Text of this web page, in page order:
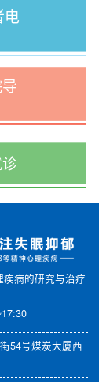
电
疾病的研究与治疗
54号煤炭大厦西